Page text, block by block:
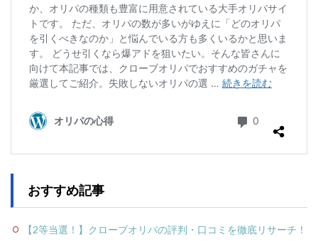
おすすめ記事
【2等当選！】クローブオリパの評判・口コミを徹底リサーチ！